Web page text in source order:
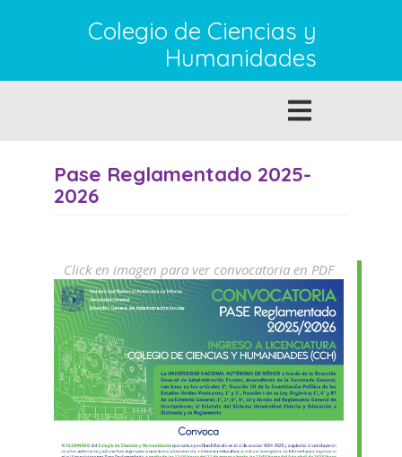
Colegio de Ciencias y
Humanidades
Toggle
navigation
Pase Reglamentado 2025-
2026
Click en imagen para ver convocatoria en PDF